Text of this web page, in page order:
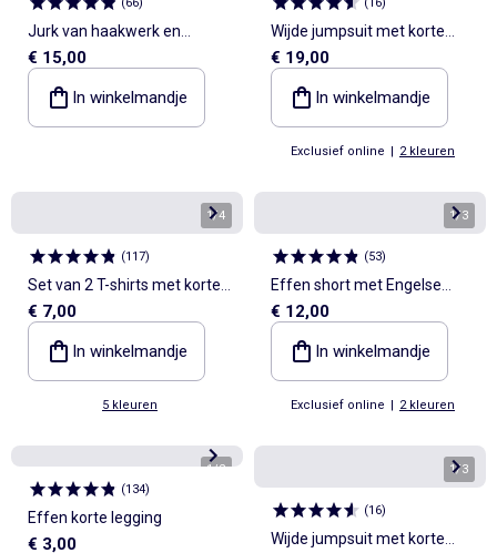
Jurk van haakwerk en
crêpestof
€ 15,00
In winkelmandje
Wijde jumpsuit met korte
mouwen
€ 19,00
In winkelmandje
Exclusief online | 2 kleuren
1/4
(117)
Set van 2 T-shirts met korte
mouwen - 2 stuks
€ 7,00
In winkelmandje
5 kleuren
1/3
(53)
Effen short met Engelse
borduursels
€ 12,00
In winkelmandje
Exclusief online | 2 kleuren
1/2
(134)
Effen korte legging
€ 3,00
1/3
(16)
Wijde jumpsuit met korte